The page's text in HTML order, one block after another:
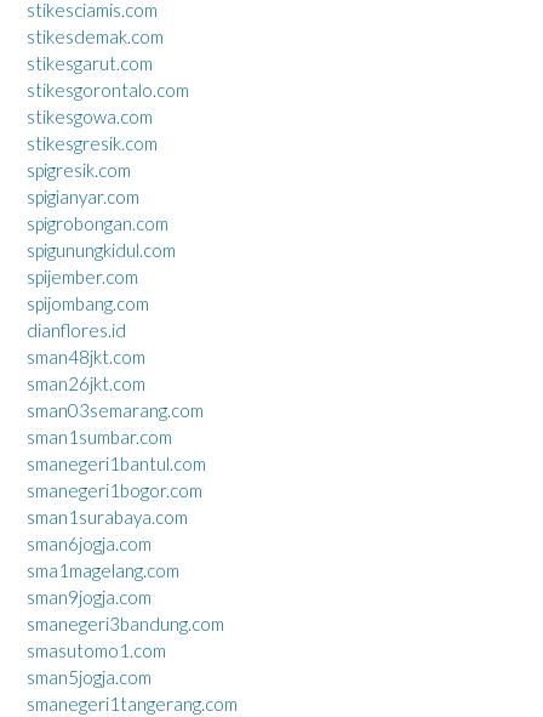
stikesciamis.com
stikesdemak.com
stikesgarut.com
stikesgorontalo.com
stikesgowa.com
stikesgresik.com
spigresik.com
spigianyar.com
spigrobongan.com
spigunungkidul.com
spijember.com
spijombang.com
dianflores.id
sman48jkt.com
sman26jkt.com
sman03semarang.com
sman1sumbar.com
smanegeri1bantul.com
smanegeri1bogor.com
sman1surabaya.com
sman6jogja.com
sma1magelang.com
sman9jogja.com
smanegeri3bandung.com
smasutomo1.com
sman5jogja.com
smanegeri1tangerang.com